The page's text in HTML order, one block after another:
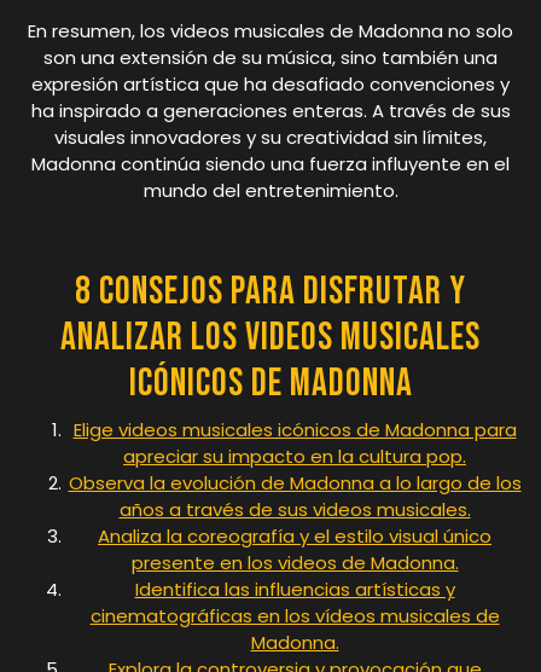
En resumen, los videos musicales de Madonna no solo
son una extensión de su música, sino también una
expresión artística que ha desafiado convenciones y
ha inspirado a generaciones enteras. A través de sus
visuales innovadores y su creatividad sin límites,
Madonna continúa siendo una fuerza influyente en el
mundo del entretenimiento.
8 Consejos para Disfrutar y
Analizar los Videos Musicales
Icónicos de Madonna
Elige videos musicales icónicos de Madonna para
apreciar su impacto en la cultura pop.
Observa la evolución de Madonna a lo largo de los
años a través de sus videos musicales.
Analiza la coreografía y el estilo visual único
presente en los videos de Madonna.
Identifica las influencias artísticas y
cinematográficas en los vídeos musicales de
Madonna.